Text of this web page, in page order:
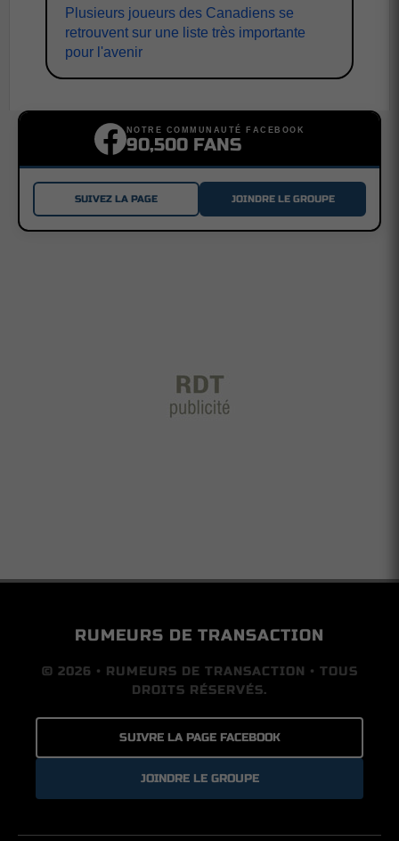
Plusieurs joueurs des Canadiens se
retrouvent sur une liste très importante
pour l'avenir
NOTRE COMMUNAUTÉ FACEBOOK
90,500 FANS
SUIVEZ LA PAGE JOINDRE LE GROUPE
RUMEURS DE TRANSACTION
© 2026 • RUMEURS DE TRANSACTION • TOUS
DROITS RÉSERVÉS.
SUIVRE LA PAGE FACEBOOK
JOINDRE LE GROUPE